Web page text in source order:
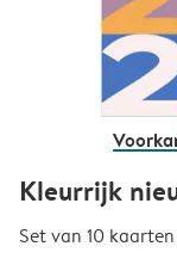
Kleurrijk
Set van 10